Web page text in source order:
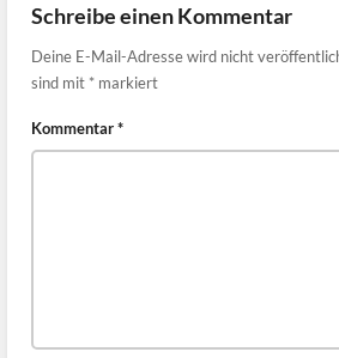
Schreibe einen Kommentar
Deine E-Mail-Adresse wird nicht
sind mit * markiert
Kommentar*